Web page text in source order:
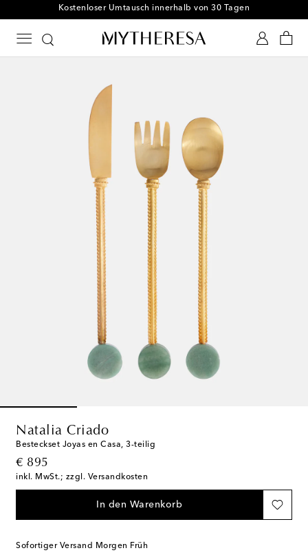
Kostenloser Umtausch innerhalb von 30 Tagen
Natalia Criado
Besteckset Joyas en Casa, 3-teilig
€ 895
original price
inkl. MwSt.; zzgl. Versandkosten
In den Warenkorb
Sofortiger Versand Morgen Früh